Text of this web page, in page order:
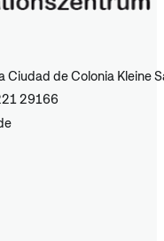
de Colonia Kleine
29166